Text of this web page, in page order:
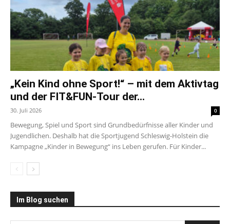
„Kein Kind ohne Sport!“ – mit dem Aktivtag
und der FIT&FUN-Tour der...
30. Juli 2026 0
Bewegung, Spiel und Sport sind Grundbedürfnisse aller Kinder und
Jugendlichen. Deshalb hat die Sportjugend Schleswig-Holstein die
Kampagne „Kinder in Bewegung“ ins Leben gerufen. Für Kinder...
Im Blog suchen